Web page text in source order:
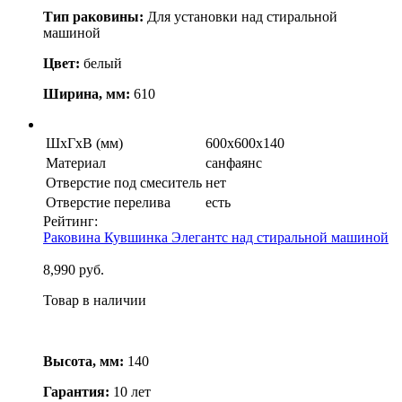
Тип раковины: Для установки над стиральной
машиной
Цвет: белый
Ширина, мм: 610
ШхГхВ (мм)
600х600х140
Материал
санфаянс
Отверстие под смеситель нет
Отверстие перелива
есть
Рейтинг:
Раковина Кувшинка Элегантс над стиральной машиной
8,990 руб.
Товар в наличии
Высота, мм: 140
Гарантия: 10 лет